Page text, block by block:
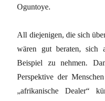
Oguntoye.
All diejenigen, die sich
wären gut beraten, sich
Beispiel zu nehmen.
Perspektive der
„afrikanische Dealer“